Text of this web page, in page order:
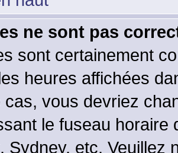
ne sont pas
sont certainement
heures affichées
cas, vous devriez
le fuseau
Sydney, etc. Veuillez